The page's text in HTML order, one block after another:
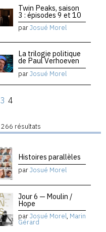
Twin Peaks, saison
3 : épisodes 9 et 10
parJosué Morel
La trilogie politique
de Paul Verhoeven
parJosué Morel
3 4
266 résultats
Histoires parallèles
parJosué Morel
Jour 6 — Moulin /
Hope
parJosué Morel, Marin
Gérard